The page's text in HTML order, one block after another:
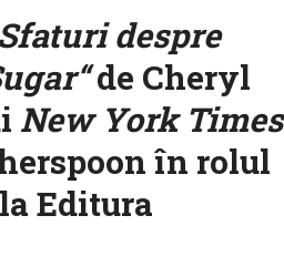
despre
de Cheryl
New York Times
în rolul
Editura